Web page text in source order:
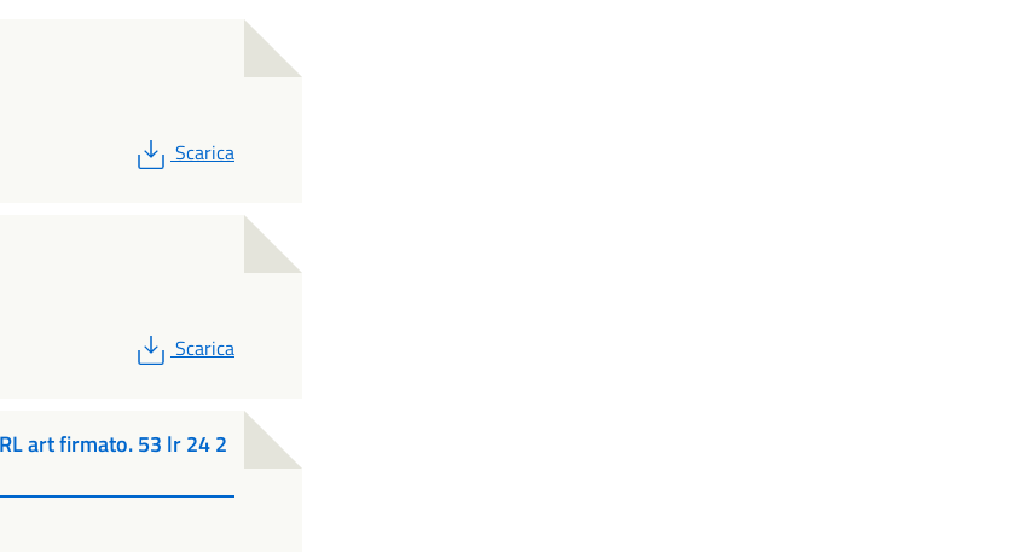
PDF
Scarica
PDF
Scarica
art firmato. 53 lr 24 2